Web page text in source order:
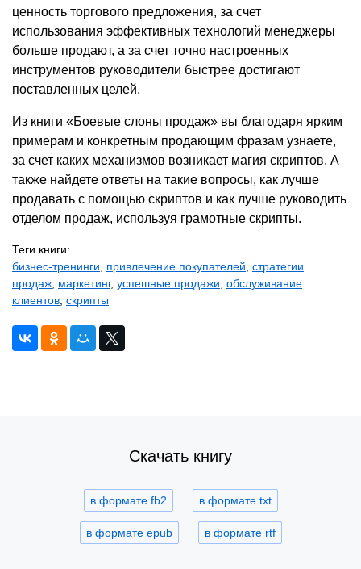
ценность торгового предложения, за счет
использования эффективных технологий менеджеры
больше продают, а за счет точно настроенных
инструментов руководители быстрее достигают
поставленных целей.
Из книги «Боевые слоны продаж» вы благодаря ярким
примерам и конкретным продающим фразам узнаете,
за счет каких механизмов возникает магия скриптов. А
также найдете ответы на такие вопросы, как лучше
продавать с помощью скриптов и как лучше руководить
отделом продаж, используя грамотные скрипты.
Теги книги:
бизнес-тренинги
привлечение покупателей стратегии
продаж маркетинг, успешные продажи обслуживание
клиентов скрипты
Скачать книгу
в формате fb2 в формате txt
в формате epub в формате rtf